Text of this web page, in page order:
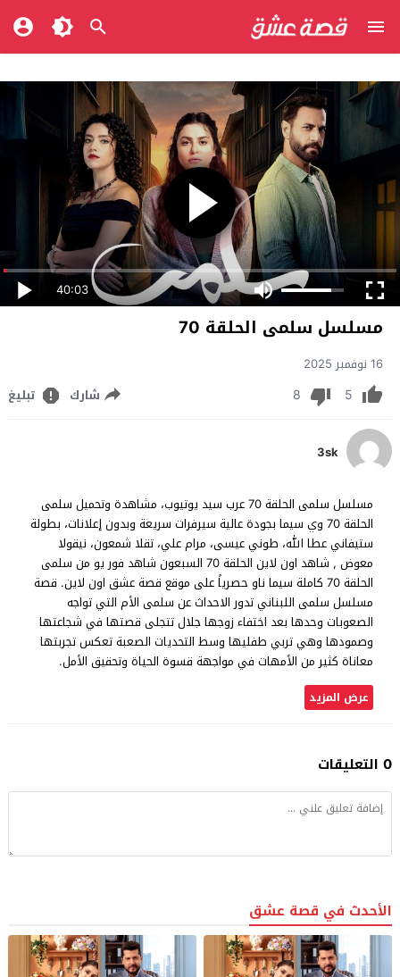
40:03
مسلسل سلمى الحلقة 70
16 نوفمبر 2025
5
8 شارك تبليغ
3sk
مسلسل سلمى الحلقة 70 عرب سيد يوتيوب، مشاهدة وتحميل سلمى
الحلقة 70 وي سيما بجودة عالية سيرفرات سريعة وبدون إعلانات، بطولة
ستيفاني عطا الله، طوني عيسى، مرام علي، تقلا شمعون، نيقولا
معوض , شاهد اون لاين الحلقة 70 السبعون شاهد فور يو من سلمى
الحلقة 70 كاملة سيما ناو حصرياً على موقع قصة عشق اون لاين. قصة
مسلسل سلمى اللبناني تدور الاحداث عن سلمى الأم التي تواجه
الصعوبات وحدها بعد اختفاء زوجها جلال تتجلى قصتها في شجاعتها
وصمودها وهي تربي طفليها وسط التحديات الصعبة تعكس تجربتها
معاناة كثير من الأمهات في مواجهة قسوة الحياة وتحقيق الأمل.
عرض المزيد
0 التعليقات
الأحدث في قصة عشق